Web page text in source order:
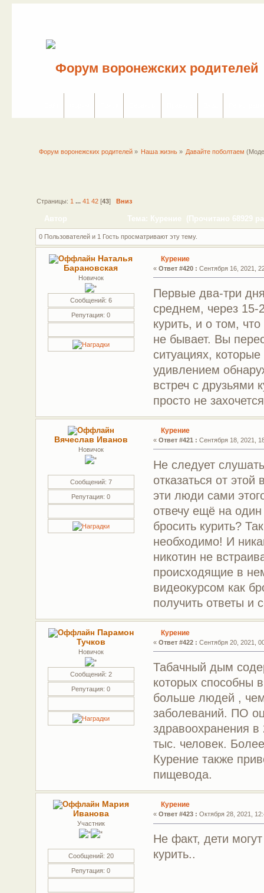
Форум воронежских родителей» Наша жизнь » Давайте поболтаем
Страницы: 1 ... 41 42[43] Вниз
Автор Тема: Курение (Прочитано 68929
0 Пользователей и 1 Гость просматривают эту тему.
Наталья
Барановская
Новичок
Сообщений: 6
Репутация: 0
Курение
«Ответ #420 : Сентября 16, 2021,
Первые два-три
среднем, через 15-
курить, и о том,
не бывает. Вы
ситуациях,
удивлением
встреч с друзьями
просто не
Вячеслав Иванов
Новичок
Сообщений: 7
Репутация: 0
Курение
«Ответ #421 : Сентября 18, 2021,
Не следует
отказаться от
эти люди сами
отвечу ещё на
бросить курить?
необходимо! И
никотин не
происходящие в
видеокурсом как
получить ответы и
Парамон
Тучков
Новичок
Сообщений: 2
Репутация: 0
Курение
«Ответ #422 : Сентября 20, 2021,
Табачный дым
которых способны
больше людей , чем
заболеваний. ПО
здравоохранения в
тыс. человек.
Курение также
пищевода.
Мария
Иванова
Участник
Сообщений: 20
Репутация: 0
Курение
«Ответ #423 : Октября 28, 2021,
Не факт, дети
курить..